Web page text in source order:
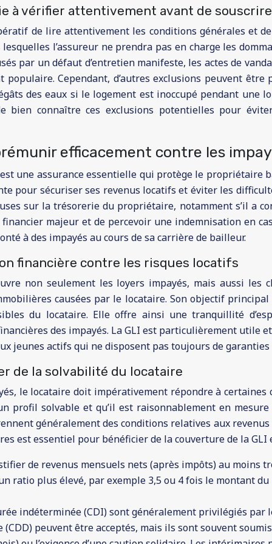
à vérifier attentivement avant de souscrire
de lire attentivement les conditions générales et
l’assureur ne prendra pas en charge les
par un défaut d’entretien manifeste, les actes de
populaire. Cependant, d’autres exclusions peuvent
des eaux si le logement est inoccupé pendant une
bien connaître ces exclusions potentielles pour
efficacement contre les
une assurance essentielle qui protège le
pour sécuriser ses revenus locatifs et éviter les
sur la trésorerie du propriétaire, notamment s’il a
majeur et de percevoir une indemnisation en
à des impayés au cours de sa carrière de bailleur.
financière contre les risques locatifs
non seulement les loyers impayés, mais aussi les
causées par le locataire. Son objectif
du locataire. Elle offre ainsi une tranquillité
des impayés. La GLI est particulièrement
jeunes actifs qui ne disposent pas toujours de
de la solvabilité du locataire
le locataire doit impérativement répondre à certaines
profil solvable et qu’il est raisonnablement en
généralement des conditions relatives aux
est essentiel pour bénéficier de la couverture de la GLI
de revenus mensuels nets (après impôts) au moins
ratio plus élevé, par exemple 3,5 ou 4 fois le montant
indéterminée (CDI) sont généralement privilégiés
peuvent être acceptés, mais ils sont souvent